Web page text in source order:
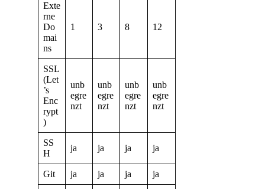
Exte
rne
Do
mai
ns
1 3 8 12
SSL
(Let
’s
Enc
rypt
)
unb
egre
nzt
unb
egre
nzt
unb
egre
nzt
unb
egre
nzt
SS
H
ja ja ja ja
Git ja ja ja ja